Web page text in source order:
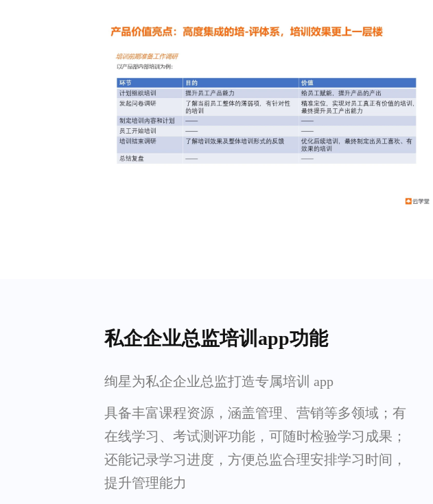
私企企业总监培训app功能
绚星为私企企业总监打造专属培训 app
具备丰富课程资源，涵盖管理、营销等多领域；有
在线学习、考试测评功能，可随时检验学习成果；
还能记录学习进度，方便总监合理安排学习时间，
提升管理能力